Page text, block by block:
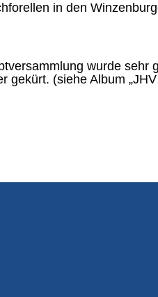
in den
wurde
gekürt. (siehe Album „JHV